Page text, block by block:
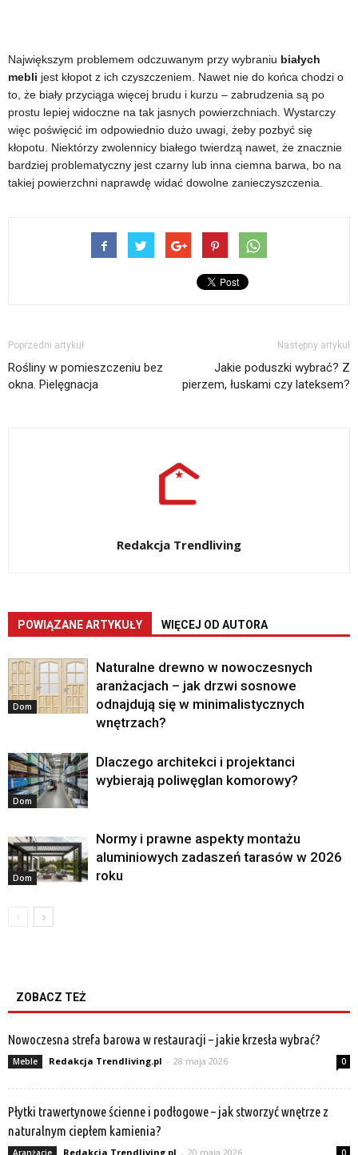
Największym problemem odczuwanym przy wybraniu białych
mebli jest kłopot z ich czyszczeniem. Nawet nie do końca chodzi o
to, że biały przyciąga więcej brudu i kurzu – zabrudzenia są po
prostu lepiej widoczne na tak jasnych powierzchniach. Wystarczy
więc poświęcić im odpowiednio dużo uwagi, żeby pozbyć się
kłopotu. Niektórzy zwolennicy białego twierdzą nawet, że znacznie
bardziej problematyczny jest czarny lub inna ciemna barwa, bo na
takiej powierzchni naprawdę widać dowolne zanieczyszczenia.
Poprzedni artykuł
Rośliny w pomieszczeniu bez
okna. Pielęgnacja
Następny artykuł
Jakie poduszki wybrać? Z
pierzem, łuskami czy lateksem?
Redakcja Trendliving
POWIĄZANE ARTYKUŁY WIĘCEJ OD AUTORA
Dom
Naturalne drewno w nowoczesnych
aranżacjach – jak drzwi sosnowe
odnajdują się w minimalistycznych
wnętrzach?
Dom
Dlaczego architekci i projektanci
wybierają poliwęglan komorowy?
Dom
Normy i prawne aspekty montażu
aluminiowych zadaszeń tarasów w 2026
roku
ZOBACZ TEŻ
Nowoczesna strefa barowa w restauracji – jakie krzesła wybrać?
Meble Redakcja Trendliving.pl - 28 maja 2026 0
Płytki trawertynowe ścienne i podłogowe – jak stworzyć wnętrze z
naturalnym ciepłem kamienia?
Aranżacje Redakcja Trendliving.pl - 20 maja 2026 0